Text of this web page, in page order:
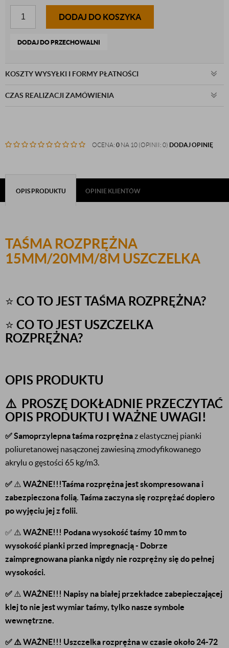
DODAJ DO KOSZYKA
DODAJ DO PRZECHOWALNI
KOSZTY WYSYŁKI I FORMY PŁATNOŚCI
CZAS REALIZACJI ZAMÓWIENIA
OCENA: 0 NA 10 (OPINII: 0) DODAJ OPINIĘ
OPIS PRODUKTU OPINIE KLIENTÓW
TAŚMA ROZPRĘŻNA
15MM/20MM/8M USZCZELKA
⭐ CO TO JEST TAŚMA ROZPRĘŻNA?
⭐ CO TO JEST USZCZELKA
ROZPRĘŻNA?
OPIS PRODUKTU
⚠️ PROSZĘ DOKŁADNIE PRZECZYTAĆ
OPIS PRODUKTU I WAŻNE UWAGI!
✅ Samoprzylepna taśma rozprężnaz elastycznej pianki
poliuretanowej nasączonej zawiesiną zmodyfikowanego
akrylu o gęstości 65 kg/m3.
✅ ⚠️ WAŻNE!!!Taśma rozprężna jest skompresowana i
zabezpieczona folią. Taśma zaczyna się rozprężać dopiero
po wyjęciu jej z folii.
✅ ⚠️ WAŻNE!!! Podana wysokość taśmy 10 mm to
wysokość pianki przed impregnacją - Dobrze
zaimpregnowana pianka nigdy nie rozprężny się do pełnej
wysokości.
✅ ⚠️ WAŻNE!!! Napisy na białej przekładce zabepieczającej
klej to nie jest wymiar taśmy, tylko nasze symbole
wewnętrzne.
✅ ⚠️ WAŻNE!!! Uszczelka rozprężnaw czasie około 24-72